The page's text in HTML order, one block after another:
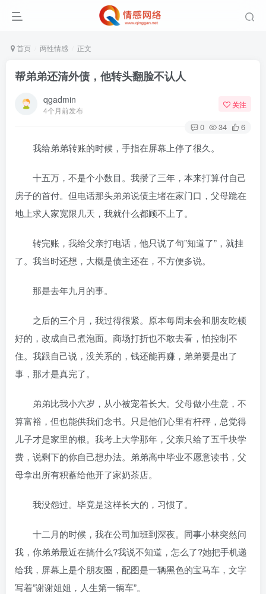
首页 两性情感 正文
帮弟弟还清外债，他转头翻脸不认人
qgadmin
4个月前发布
关注
0 34 6
我给弟弟转账的时候，手指在屏幕上停了很久。
十五万，不是个小数目。我攒了三年，本来打算付自己
房子的首付。但电话那头弟弟说债主堵在家门口，父母跪在
地上求人家宽限几天，我就什么都顾不上了。
转完账，我给父亲打电话，他只说了句”知道了”，就挂
了。我当时还想，大概是债主还在，不方便多说。
那是去年九月的事。
之后的三个月，我过得很紧。原本每周末会和朋友吃顿
好的，改成自己煮泡面。商场打折也不敢去看，怕控制不
住。我跟自己说，没关系的，钱还能再赚，弟弟要是出了
事，那才是真完了。
弟弟比我小六岁，从小被宠着长大。父母做小生意，不
算富裕，但也能供我们念书。只是他们心里有杆秤，总觉得
儿子才是家里的根。我考上大学那年，父亲只给了五千块学
费，说剩下的你自己想办法。弟弟高中毕业不愿意读书，父
母拿出所有积蓄给他开了家奶茶店。
我没怨过。毕竟是这样长大的，习惯了。
十二月的时候，我在公司加班到深夜。同事小林突然问
我，你弟弟最近在搞什么?我说不知道，怎么了?她把手机递
给我，屏幕上是个朋友圈，配图是一辆黑色的宝马车，文字
写着”谢谢姐姐，人生第一辆车”。